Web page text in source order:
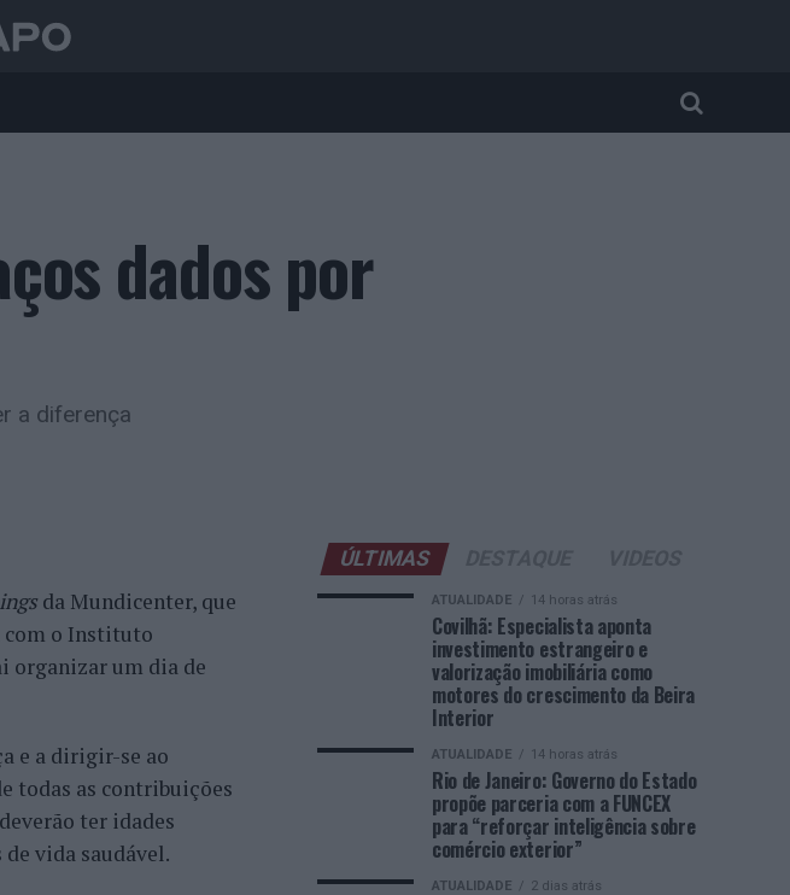
dados por
a diferença
da Mundicenter, que
com o Instituto
organizar um dia de
e a dirigir-se ao
todas as contribuições
ter idades
vida saudável.
ÚLTIMAS
ATUALIDADE 14 horas atrás
Covilhã: Especialista aponta
investimento estrangeiro e
valorização imobiliária como
motores do crescimento da Beira
Interior
ATUALIDADE 14 horas atrás
Rio de Janeiro: Governo do Estado
propõe parceria com a FUNCEX
para “reforçar inteligência sobre
comércio exterior”
ATUALIDADE 2 dias atrás